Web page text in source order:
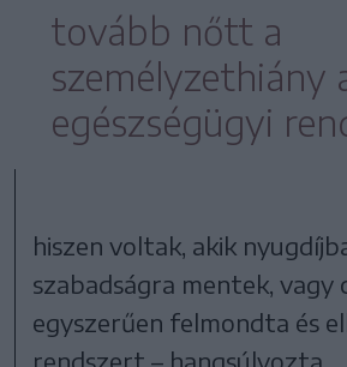
tovább nőtt a
személyzethiány
egészségügyi
hiszen voltak, akik
szabadságra mentek, vagy
egyszerűen felmondta és
rendszert – hangsúlyozta.